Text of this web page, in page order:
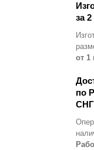
за
от 1
по
СНГ